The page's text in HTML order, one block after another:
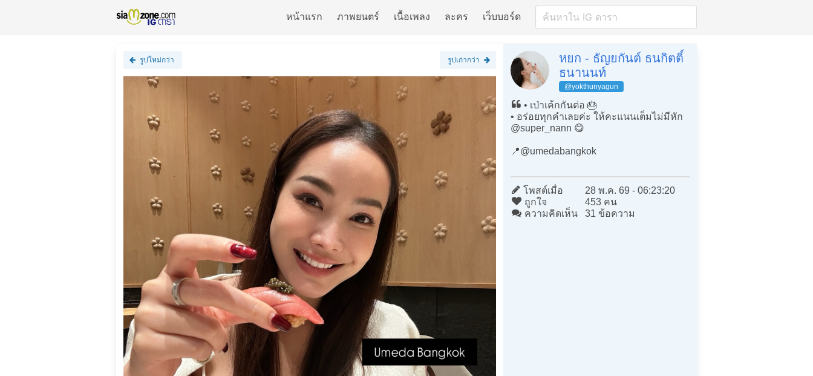
หน้าแรก ภาพยนตร์ เนื้อเพลง ละคร เว็บบอร์ด
รูปใหม่กว่า รูปเก่ากว่า
หยก - ธัญยกันต์ ธนกิตติ์
ธนานนท์
@yokthunyagun
• เป่าเค้กกันต่อ 🎂
• อร่อยทุกคำเลยค่ะ ให้คะแนนเต็มไม่มีหัก
@super_nann 😋
📍@umedabangkok
โพสต์เมื่อ
28 พ.ค. 69 - 06:23:20
ถูกใจ
453 คน
ความคิดเห็น
31 ข้อความ